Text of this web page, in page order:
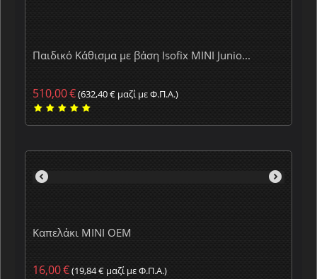
Παιδικό Κάθισμα με βάση Isofix MINI Junio...
510,00€(632,40€ μαζί με Φ.Π.Α.)
Καπελάκι MINI OEM
16,00€(19,84€ μαζί με Φ.Π.Α.)